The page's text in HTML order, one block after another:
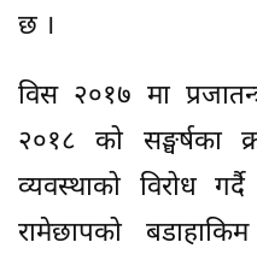
छ ।
विस २०१७ मा
२०१८ को सङ्घर्षका
व्यवस्थाको विरोध
रामेछापको